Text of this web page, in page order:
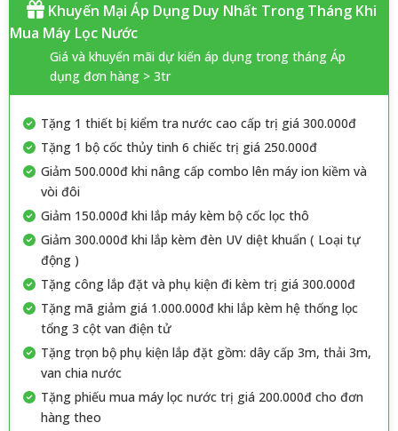
Khuyến Mại Áp Dụng Duy Nhất Trong Tháng Khi
Mua Máy Lọc Nước
Giá và khuyến mãi dự kiến áp dụng trong tháng Áp
dụng đơn hàng > 3tr
Tặng 1 thiết bị kiểm tra nước cao cấp trị giá 300.000đ
Tặng 1 bộ cốc thủy tinh 6 chiếc trị giá 250.000đ
Giảm 500.000đ khi nâng cấp combo lên máy ion kiềm và
vòi đôi
Giảm 150.000đ khi lắp máy kèm bộ cốc lọc thô
Giảm 300.000đ khi lắp kèm đèn UV diệt khuẩn ( Loại tự
động )
Tặng công lắp đặt và phụ kiện đi kèm trị giá 300.000đ
Tặng mã giảm giá 1.000.000đ khi lắp kèm hệ thống lọc
tổng 3 cột van điện tử
Tặng trọn bộ phụ kiện lắp đặt gồm: dây cấp 3m, thải 3m,
van chia nước
Tặng phiếu mua máy lọc nước trị giá 200.000đ cho đơn
hàng theo